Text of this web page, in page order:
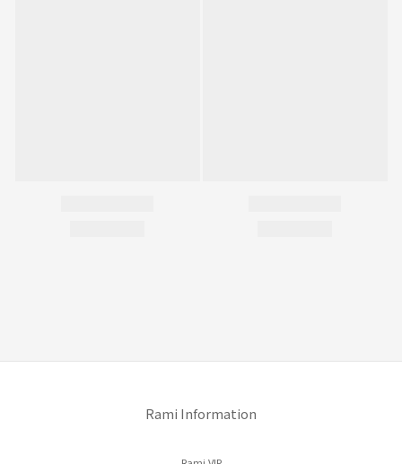
Rami Information